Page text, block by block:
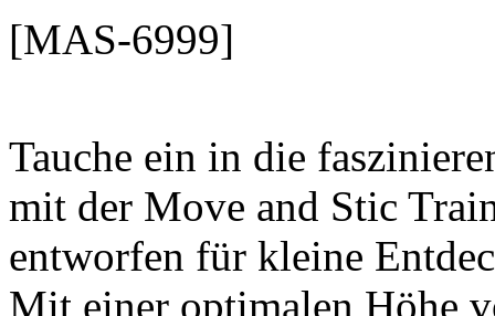
[MAS-6999]
Tauche ein in die
mit der Move and Stic
entworfen für kleine
Mit einer optimalen Höhe